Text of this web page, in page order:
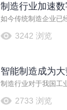
管理作为现代化企业
于企业的重要性越来
制造行业加速
数字方案实现
如今传统制造企业已
新时代的必然举措。
3242 浏览
智能制造成为
字化新阶段
制造行业对于我国工
为中国制造业实现进
2733 浏览